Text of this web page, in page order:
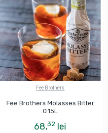
Fee Brothers
Fee Brothers Molasses Bitter
0.15L
68,32 lei